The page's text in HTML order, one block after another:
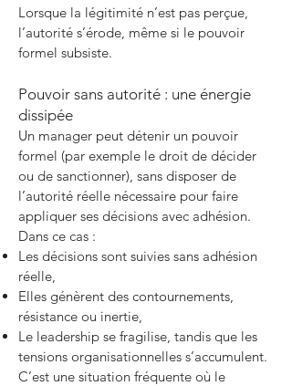
Lorsque la légitimité n’est pas perçue,
l’autorité s’érode, même si le pouvoir
formel subsiste.
Pouvoir sans autorité : une énergie
dissipée
Un manager peut détenir un pouvoir
formel (par exemple le droit de décider
ou de sanctionner), sans disposer de
l’autorité réelle nécessaire pour faire
appliquer ses décisions avec adhésion.
Dans ce cas :
Les décisions sont suivies sans adhésion
réelle,
Elles génèrent des contournements,
résistance ou inertie,
Le leadership se fragilise, tandis que les
tensions organisationnelles s’accumulent.
C’est une situation fréquente où le